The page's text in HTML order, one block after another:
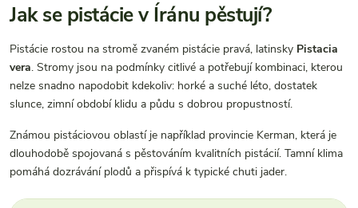
Jak se pistácie v Íránu pěstují?
Pistácie rostou na stromě zvaném pistácie pravá, latinsky Pistacia
vera. Stromy jsou na podmínky citlivé a potřebují kombinaci, kterou
nelze snadno napodobit kdekoliv: horké a suché léto, dostatek
slunce, zimní období klidu a půdu s dobrou propustností.
Známou pistáciovou oblastí je například provincie Kerman, která je
dlouhodobě spojovaná s pěstováním kvalitních pistácií. Tamní klima
pomáhá dozrávání plodů a přispívá k typické chuti jader.